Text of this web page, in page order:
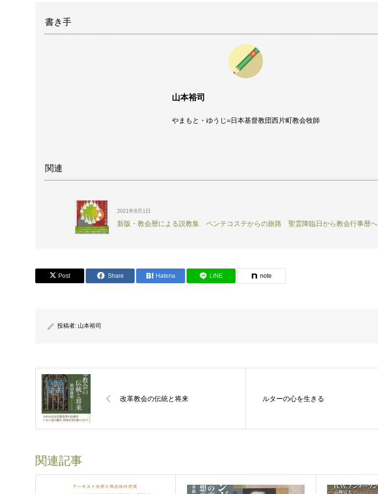
書き手
山本裕司
やまもと・ゆうじ=日本基督教団西片町教会牧師
関連
2021年8月1日
新版・教会暦による説教集 ペンテコステからの旅路 聖霊降臨日から教会行事暦へ
Post Share Hatena LINE note
投稿者: 山本裕司
改革教会の伝統と将来 ルターの心を生きる
関連記事